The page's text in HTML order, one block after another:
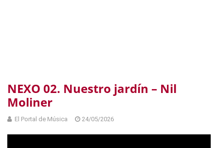
NEXO 02. Nuestro jardín – Nil
Moliner
El Portal de Música 24/05/2026